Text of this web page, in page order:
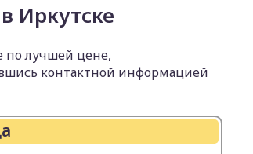
Иркутске
по лучшей цене,
контактной информацией